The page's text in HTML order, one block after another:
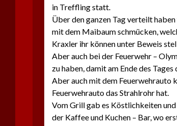
in Treffling statt.
Über den ganzen Tag verteilt
mit dem Maibaum schmücken,
Kraxler ihr können unter Beweis
Aber auch bei der Feuerwehr –
zu haben, damit am Ende des
Aber auch mit dem Feuerwehrauto
Feuerwehrauto das Strahlrohr hat.
Vom Grill gab es Köstlichkeiten
der Kaffee und Kuchen – Bar, wo